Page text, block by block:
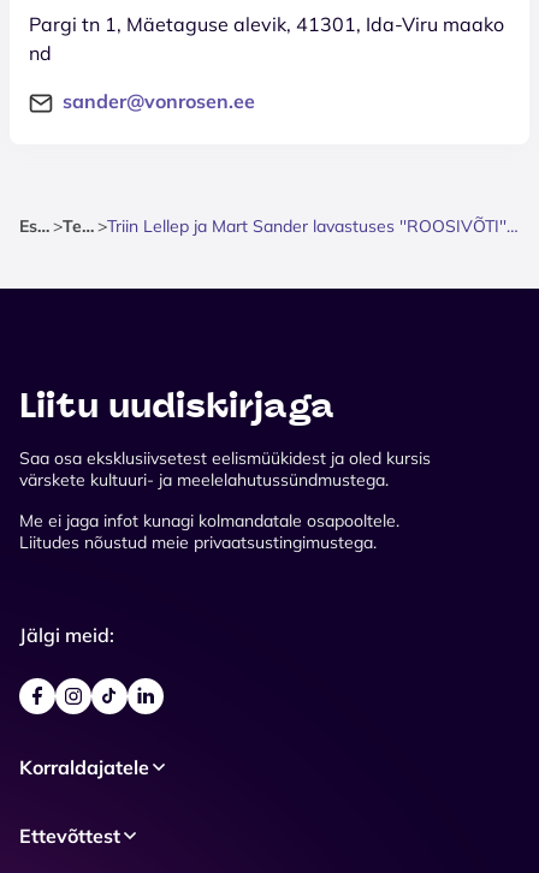
Pargi tn 1, Mäetaguse alevik, 41301, Ida-Viru maako
nd
sander@vonrosen.ee
Esileht > Teater > Triin Lellep ja Mart Sander lavastuses ''ROOSIVÕTI''. Lisaetendused üle Eesti
Liitu uudiskirjaga
Saa osa eksklusiivsetest eelismüükidest ja oled kursis
värskete kultuuri- ja meelelahutussündmustega.
Me ei jaga infot kunagi kolmandatale osapooltele.
Liitudes nõustud meie privaatsustingimustega.
Jälgi meid:
Korraldajatele
Ettevõttest